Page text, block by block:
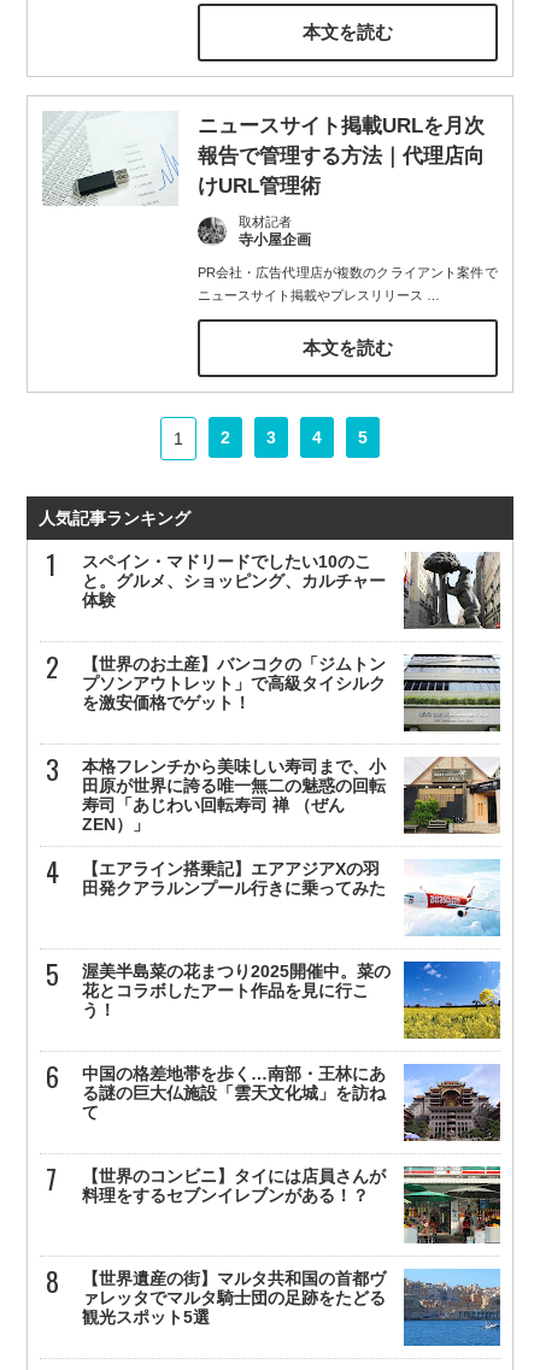
本文を読む
ニュースサイト掲載URLを月次
報告で管理する方法｜代理店向
けURL管理術
取材記者
寺小屋企画
PR会社・広告代理店が複数のクライアント案件で
ニュースサイト掲載やプレスリリース
本文を読む
1 2 3 4 5
人気記事ランキング
スペイン・マドリードでしたい10のこ
と。グルメ、ショッピング、カルチャー
体験
【世界のお土産】バンコクの「ジムトン
プソンアウトレット」で高級タイシルク
を激安価格でゲット！
本格フレンチから美味しい寿司まで、小
田原が世界に誇る唯一無二の魅惑の回転
寿司「あじわい回転寿司 禅 （ぜん
ZEN）」
【エアライン搭乗記】エアアジアXの羽
田発クアラルンプール行きに乗ってみた
渥美半島菜の花まつり2025開催中。菜の
花とコラボしたアート作品を見に行こ
う！
中国の格差地帯を歩く…南部・王林にあ
る謎の巨大仏施設「雲天文化城」を訪ね
て
【世界のコンビニ】タイには店員さんが
料理をするセブンイレブンがある！？
【世界遺産の街】マルタ共和国の首都ヴ
ァレッタでマルタ騎士団の足跡をたどる
観光スポット5選